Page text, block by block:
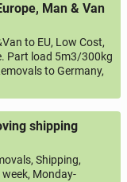
Man & Van
to EU, Low Cost,
Part load 5m3/300kg
to Germany,
shipping
Shipping,
Monday-